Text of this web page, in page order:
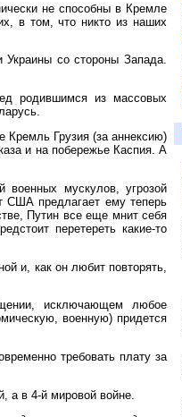
не способны в Кремле
в том, что никто из наших
Украины со стороны Запада.
родившимся из массовых
Кремль Грузия (за аннексию)
и на побережье Каспия. А
мускулов, угрозой
США предлагает ему теперь
Путин все еще мнит себя
перетереть какие-то
и, как он любит повторять,
исключающем любое
военную) придется
требовать плату за
а в 4-й мировой войне.